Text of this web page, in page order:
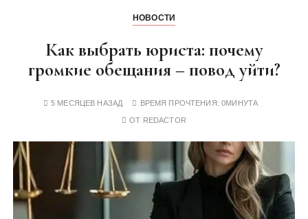
НОВОСТИ
Как выбрать юриста: почему
громкие обещания – повод уйти?
5 МЕСЯЦЕВ НАЗАД ВРЕМЯ ПРОЧТЕНИЯ:0МИНУТА
ОТ REDACTOR